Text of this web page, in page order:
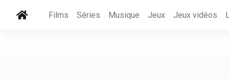
Films Séries Musique Jeux Jeux vidéos